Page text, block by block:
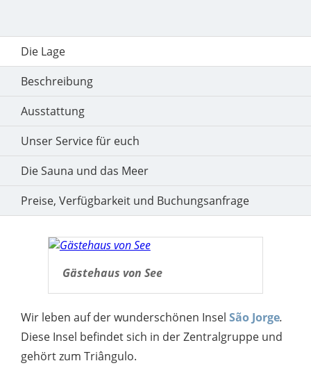
Die Lage
Beschreibung
Ausstattung
Unser Service für euch
Die Sauna und das Meer
Preise, Verfügbarkeit und Buchungsanfrage
Gästehaus von See
Wir leben auf der wunderschönen Insel São Jorge.
Diese Insel befindet sich in der Zentralgruppe und
gehört zum Triângulo.